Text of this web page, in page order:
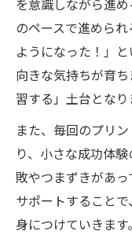
を意識しながら進
のペースで進めら
ようになった！」
向きな気持ちが育
習する」土台となり
また、毎回のプリ
り、小さな成功体
敗やつまずきがあ
サポートすること
身につけていきま